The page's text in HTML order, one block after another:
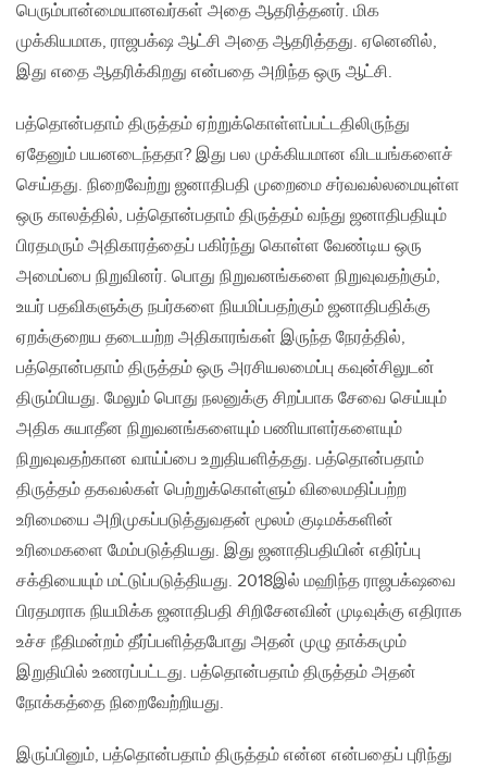
பெரும்பான்மையானவர்கள் அதை ஆதரித்தனர். மிக
முக்கியமாக, ராஜபக்‌ஷ ஆட்சி அதை ஆதரித்தது. ஏனெனில்,
இது எதை ஆதரிக்கிறது என்பதை அறிந்த ஒரு ஆட்சி.
பத்தொன்பதாம் திருத்தம் ஏற்றுக்கொள்ளப்பட்டதிலிருந்து
ஏதேனும் பயனடைந்ததா? இது பல முக்கியமான விடயங்களைச்
செய்தது. நிறைவேற்று ஜனாதிபதி முறைமை சர்வவல்லமையுள்ள
ஒரு காலத்தில், பத்தொன்பதாம் திருத்தம் வந்து ஜனாதிபதியும்
பிரதமரும் அதிகாரத்தைப் பகிர்ந்து கொள்ள வேண்டிய ஒரு
அமைப்பை நிறுவினர். பொது நிறுவனங்களை நிறுவுவதற்கும்,
உயர் பதவிகளுக்கு நபர்களை நியமிப்பதற்கும் ஜனாதிபதிக்கு
ஏறக்குறைய தடையற்ற அதிகாரங்கள் இருந்த நேரத்தில்,
பத்தொன்பதாம் திருத்தம் ஒரு அரசியலமைப்பு கவுன்சிலுடன்
திரும்பியது. மேலும் பொது நலனுக்கு சிறப்பாக சேவை செய்யும்
அதிக சுயாதீன நிறுவனங்களையும் பணியாளர்களையும்
நிறுவுவதற்கான வாய்ப்பை உறுதியளித்தது. பத்தொன்பதாம்
திருத்தம் தகவல்கள் பெற்றுக்கொள்ளும் விலைமதிப்பற்ற
உரிமையை அறிமுகப்படுத்துவதன் மூலம் குடிமக்களின்
உரிமைகளை மேம்படுத்தியது. இது ஜனாதிபதியின் எதிர்ப்பு
சக்தியையும் மட்டுப்படுத்தியது. 2018இல் மஹிந்த ராஜபக்‌ஷவை
பிரதமராக நியமிக்க ஜனாதிபதி சிறிசேனவின் முடிவுக்கு எதிராக
உச்ச நீதிமன்றம் தீர்ப்பளித்தபோது அதன் முழு தாக்கமும்
இறுதியில் உணரப்பட்டது. பத்தொன்பதாம் திருத்தம் அதன்
நோக்கத்தை நிறைவேற்றியது.
இருப்பினும், பத்தொன்பதாம் திருத்தம் என்ன என்பதைப் புரிந்து